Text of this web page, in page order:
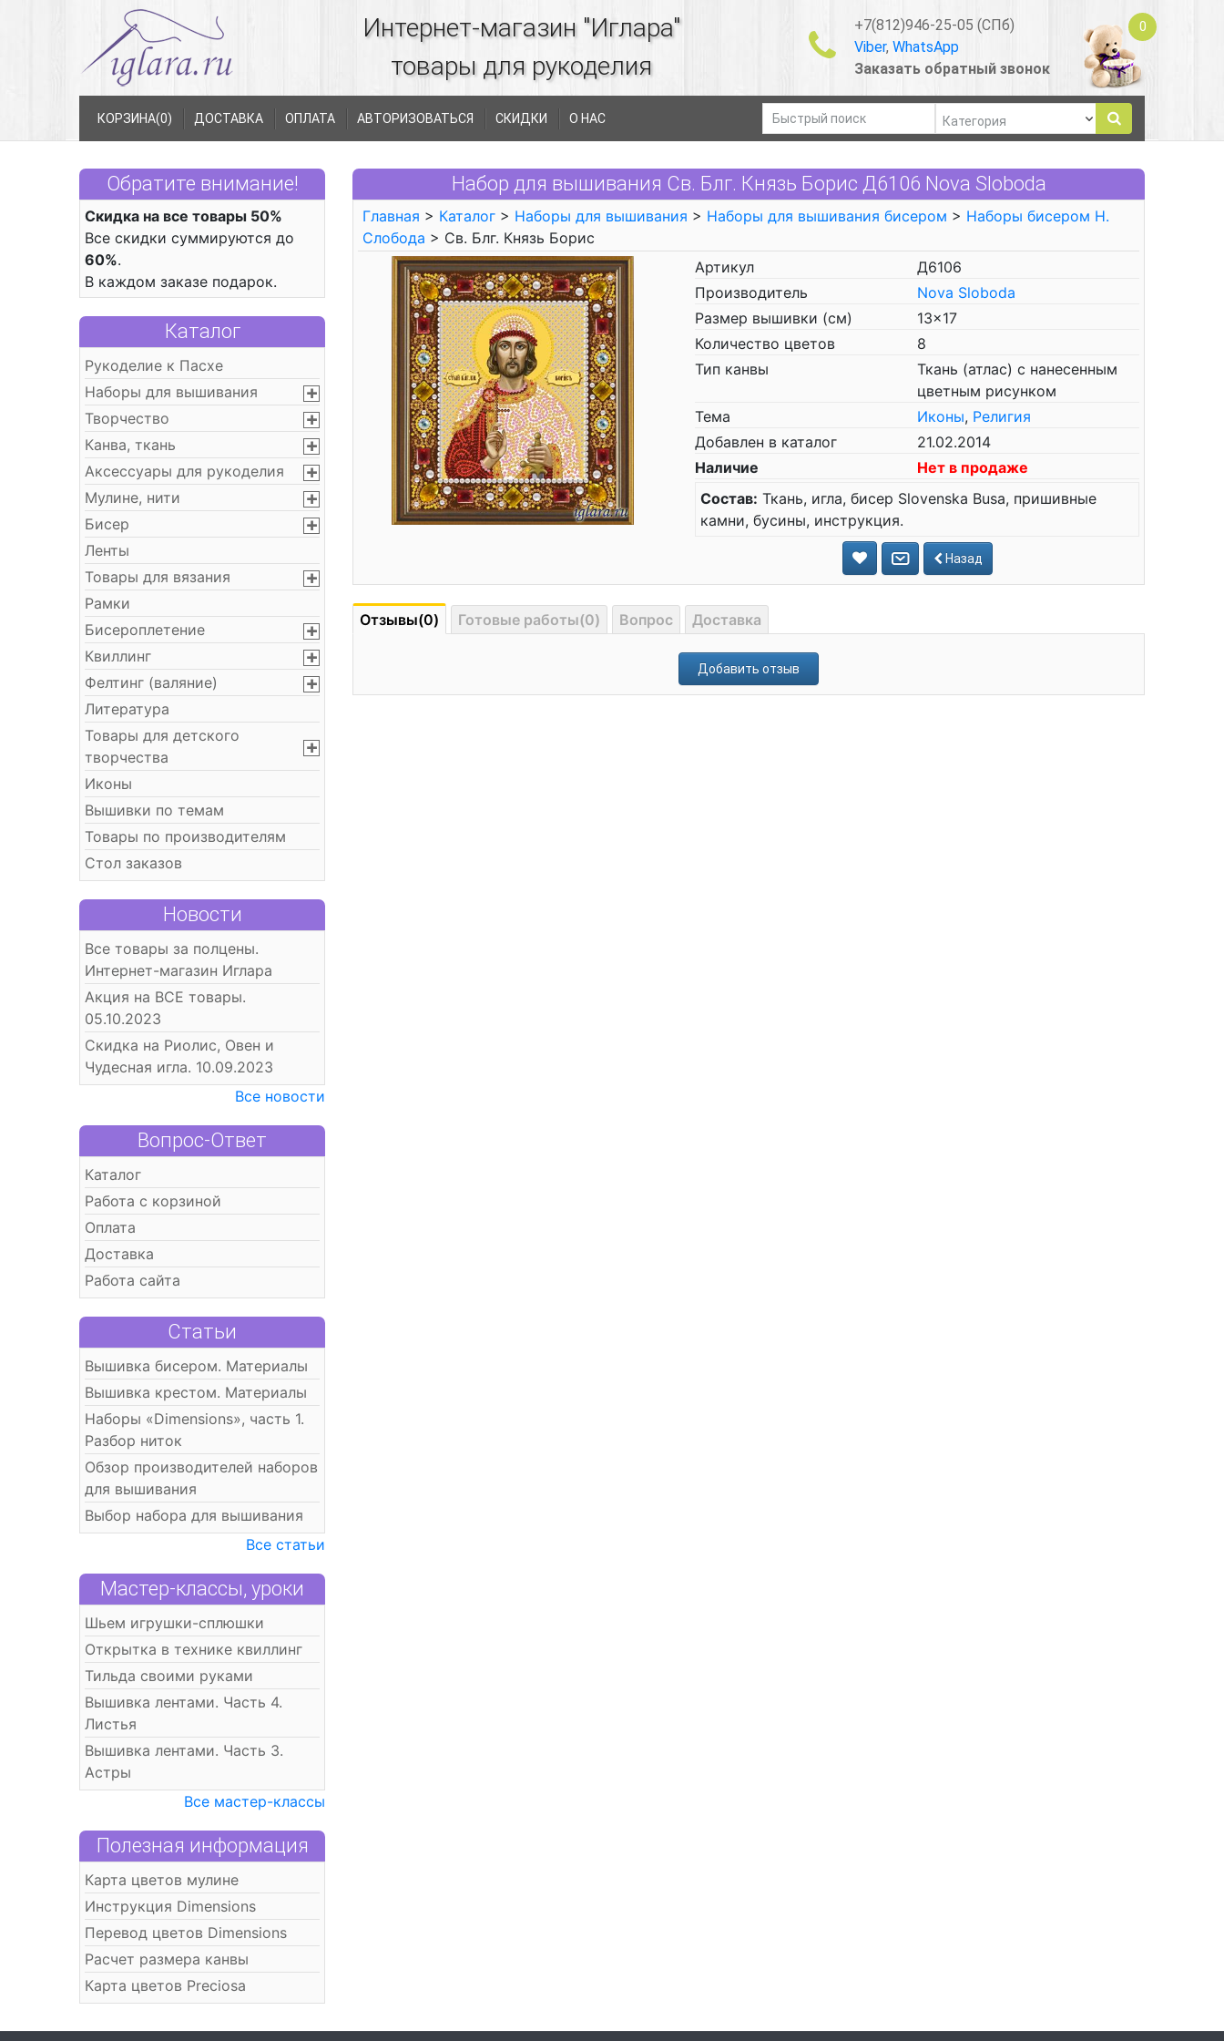
Интернет-магазин "Иглара"
товары для рукоделия
+7(812)946-25-05 (СПб)
Viber, WhatsApp
Заказать обратный звонок
0
КОРЗИНА(0) ДОСТАВКА ОПЛАТА АВТОРИЗОВАТЬСЯ СКИДКИ О НАС
Обратите внимание!
Скидка на все товары 50%
Все скидки суммируются до
60%.
В каждом заказе подарок.
Каталог
Рукоделие к Пасхе
Наборы для вышивания
Творчество
Канва, ткань
Аксессуары для рукоделия
Мулине, нити
Бисер
Ленты
Товары для вязания
Рамки
Бисероплетение
Квиллинг
Фелтинг (валяние)
Литература
Товары для детского
творчества
Иконы
Вышивки по темам
Товары по производителям
Стол заказов
Новости
Все товары за полцены.
Интернет-магазин Иглара
Акция на ВСЕ товары.
05.10.2023
Скидка на Риолис, Овен и
Чудесная игла. 10.09.2023
Все новости
Вопрос-Ответ
Каталог
Работа с корзиной
Оплата
Доставка
Работа сайта
Статьи
Вышивка бисером. Материалы
Вышивка крестом. Материалы
Наборы «Dimensions», часть 1.
Разбор ниток
Обзор производителей наборов
для вышивания
Выбор набора для вышивания
Все статьи
Мастер-классы, уроки
Шьем игрушки-сплюшки
Открытка в технике квиллинг
Тильда своими руками
Вышивка лентами. Часть 4.
Листья
Вышивка лентами. Часть 3.
Астры
Все мастер-классы
Полезная информация
Карта цветов мулине
Инструкция Dimensions
Перевод цветов Dimensions
Расчет размера канвы
Карта цветов Preciosa
Набор для вышивания Св. Блг. Князь Борис Д6106 Nova Sloboda
Главная > Каталог > Наборы для вышивания > Наборы для вышивания бисером > Наборы бисером Н.
Слобода > Св. Блг. Князь Борис
Артикул
Д6106
Производитель
Nova Sloboda
Размер вышивки (см)
13x17
Количество цветов
8
Тип канвы
Ткань (атлас) с нанесенным
цветным рисунком
Тема
Иконы, Религия
Добавлен в каталог
21.02.2014
Наличие
Нет в продаже
Состав: Ткань, игла, бисер Slovenska Busa, пришивные
камни, бусины, инструкция.
Назад
Отзывы(0) Готовые работы(0) Вопрос Доставка
Добавить отзыв